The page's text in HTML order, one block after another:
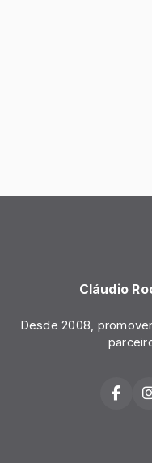
Cláudio
Desde 2008,